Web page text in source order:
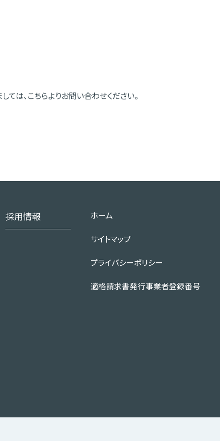
ては、こちらよりお問い合わせください。
採用情報
ホーム
サイトマップ
プライバシーポリシー
適格請求書発行事業者登録番号